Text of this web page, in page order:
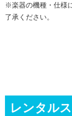
※楽器の機種・仕様
了承ください。
レンタル